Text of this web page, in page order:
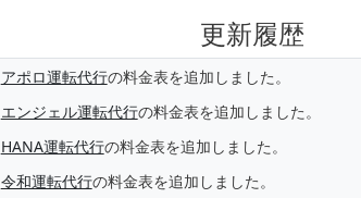
更新履歴
アポロ運転代行の料金表を追加しました。
エンジェル運転代行の料金表を追加しました。
HANA運転代行の料金表を追加しました。
令和運転代行の料金表を追加しました。